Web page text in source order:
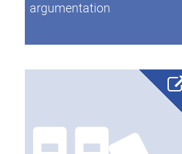
argumentation